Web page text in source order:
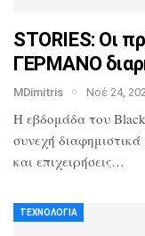
STORIES: Οι
ΓΕΡΜΑΝΟ
MDimitris Νοέ 24,
Η εβδομάδα του
συνεχή
και επιχειρήσεις…
ΤΕΧΝΟΛΟΓΊΑ